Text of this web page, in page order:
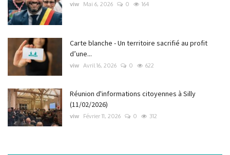
viw Mai 6, 2026 0 164
Carte blanche - Un territoire sacrifié au profit
d’une...
viw Avril 16, 2026 0 622
Réunion d'informations citoyennes à Silly
(11/02/2026)
viw Février 11, 2026 0 312